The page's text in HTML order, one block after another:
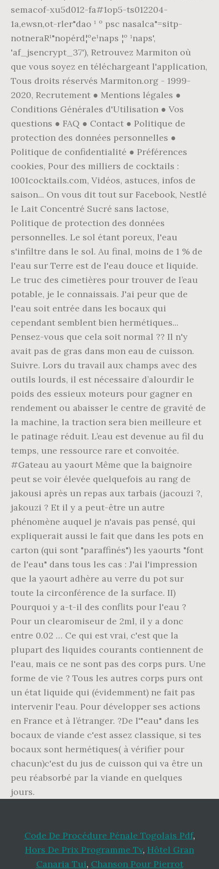
Code De Procédure Pénale Togolais Pdf,
Hors De Prix Programme Tv, Hôtel Gran
Canaria Tui, Chanson Pour Pierrot